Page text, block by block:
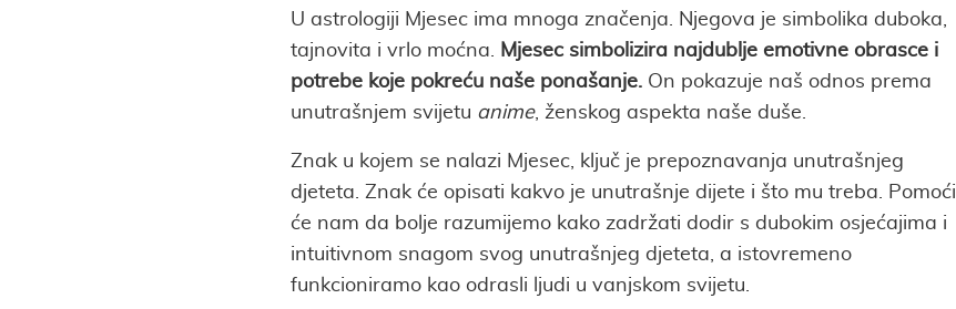
U astrologiji Mjesec ima mnoga značenja. Njegova je simbolika duboka,
tajnovita i vrlo moćna. Mjesec simbolizira najdublje emotivne obrasce i
potrebe koje pokreću naše ponašanje. On pokazuje naš odnos prema
unutrašnjem svijetu anime, ženskog aspekta naše duše.
Znak u kojem se nalazi Mjesec, ključ je prepoznavanja unutrašnjeg
djeteta. Znak će opisati kakvo je unutrašnje dijete i što mu treba. Pomoći
će nam da bolje razumijemo kako zadržati dodir s dubokim osjećajima i
intuitivnom snagom svog unutrašnjeg djeteta, a istovremeno
funkcioniramo kao odrasli ljudi u vanjskom svijetu.